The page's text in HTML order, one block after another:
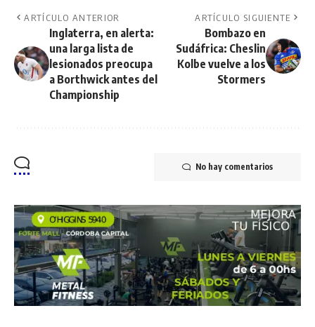
ARTÍCULO ANTERIOR
Inglaterra, en alerta:
una larga lista de
lesionados preocupa
a Borthwick antes del
Championship
ARTÍCULO SIGUIENTE
Bombazo en
Sudáfrica: Cheslin
Kolbe vuelve a los
Stormers
No hay comentarios